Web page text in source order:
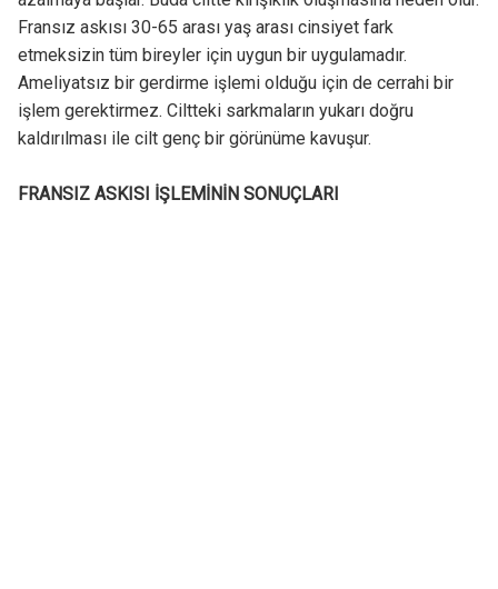
Fransız askısı 30-65 arası yaş arası cinsiyet fark
etmeksizin tüm bireyler için uygun bir uygulamadır.
Ameliyatsız bir gerdirme işlemi olduğu için de cerrahi bir
işlem gerektirmez. Ciltteki sarkmaların yukarı doğru
kaldırılması ile cilt genç bir görünüme kavuşur.
FRANSIZ ASKISI İŞLEMİNİN SONUÇLARI